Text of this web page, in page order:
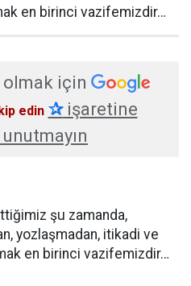
en birinci vazifemizdir…
için
edin ✰işaretine
unutmayın
şu zamanda,
yozlaşmadan, itikadi ve
en birinci vazifemizdir…